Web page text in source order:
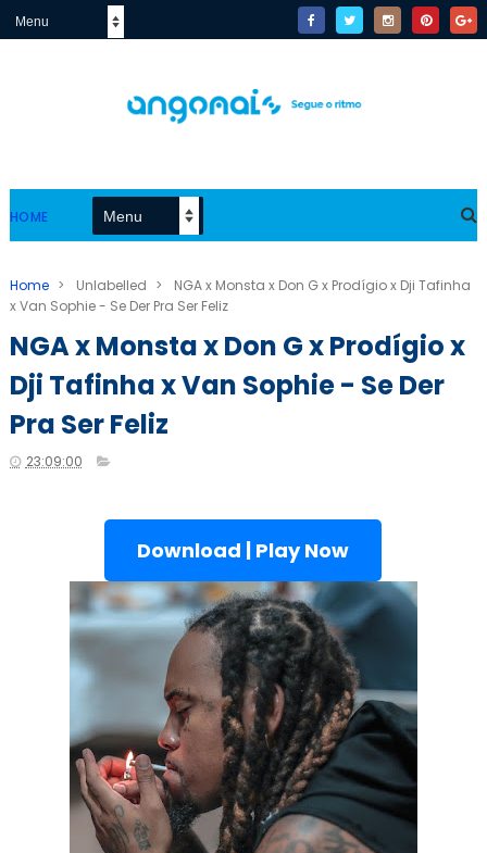
HOME
Home > Unlabelled >
NGA x Monsta x Don G x Prodígio x Dji Tafinha
x Van Sophie - Se Der Pra Ser Feliz
NGA x Monsta x Don G x Prodígio x
Dji Tafinha x Van Sophie - Se Der
Pra Ser Feliz
23:09:00
Download | Play Now